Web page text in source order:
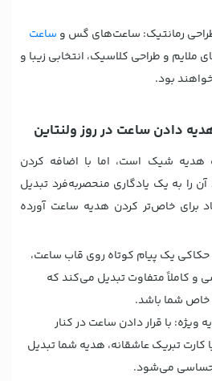
رمانتیک: ساعت‌های گس و ساعت
ملایم و طراحی کلاسیک، انتخابی زیبا و
بود.
دادن ساعت در روز ولنتاین
شیک است، اما با اضافه کردن
آن را به یک یادگاری منحصربه‌فرد تبدیل
برای خاص‌تر کردن هدیه ساعت آورده
حکاکی یک پیام کوتاه روی قاب ساعت،
و کاملاً متفاوت تبدیل می‌کند که
خاص شما باشد.
ویژه: با قرار دادن ساعت در کنار
کارت تبریک عاشقانه، هدیه شما تبدیل
می‌شود.